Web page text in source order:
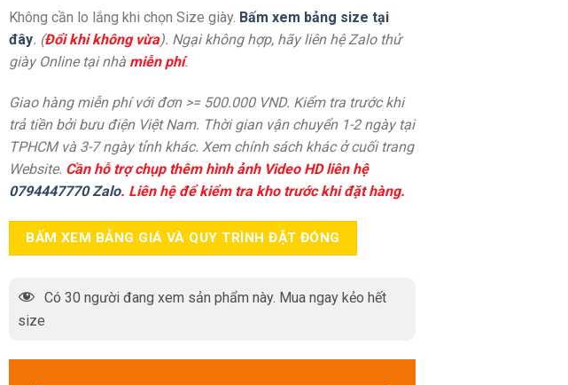
Không cần lo lắng khi chọn Size giày. Bấm xem bảng size tại
đây. (Đổi khi không vừa). Ngại không hợp, hãy liên hệ Zalo thử
giày Online tại nhà miễn phí.
Giao hàng miễn phí với đơn >= 500.000 VND. Kiểm tra trước khi
trả tiền bởi bưu điện Việt Nam. Thời gian vận chuyển 1-2 ngày tại
TPHCM và 3-7 ngày tỉnh khác. Xem chính sách khác ở cuối trang
Website. Cần hỗ trợ chụp thêm hình ảnh Video HD liên hệ
0794447770 Zalo. Liên hệ để kiểm tra kho trước khi đặt hàng.
BẤM XEM BẢNG GIÁ VÀ QUY TRÌNH ĐẶT ĐÓNG
Có 30 người đang xem sản phẩm này. Mua ngay kẻo hết
size